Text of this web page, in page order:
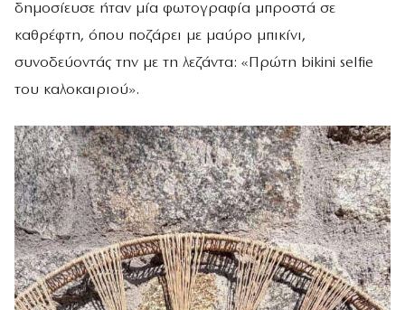
δημοσίευσε ήταν μία φωτογραφία μπροστά σε
καθρέφτη, όπου ποζάρει με μαύρο μπικίνι,
συνοδεύοντάς την με τη λεζάντα: «Πρώτη bikini selfie
του καλοκαιριού».